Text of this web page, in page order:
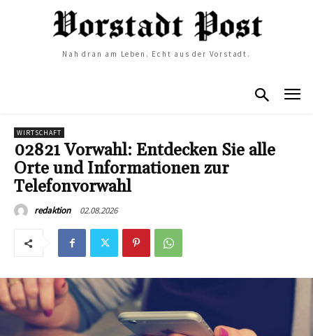
Nah dran am Leben. Echt aus der Vorstadt.
WIRTSCHAFT
02821 Vorwahl: Entdecken Sie alle
Orte und Informationen zur
Telefonvorwahl
redaktion 02.08.2026